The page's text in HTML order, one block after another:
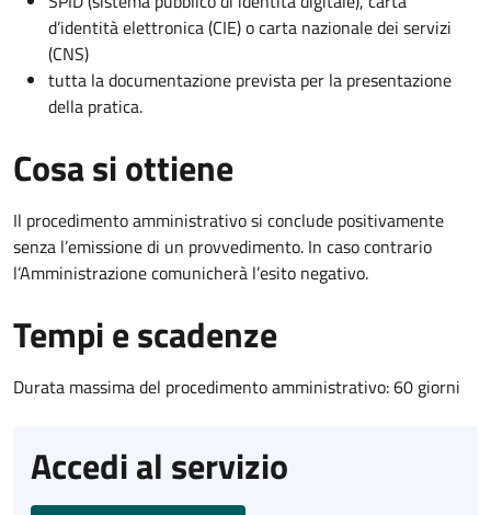
d’identità elettronica (CIE) o carta nazionale dei servizi
(CNS)
tutta la documentazione prevista per la presentazione
della pratica.
Cosa si ottiene
Il procedimento amministrativo si conclude positivamente
senza l’emissione di un provvedimento. In caso contrario
l’Amministrazione comunicherà l’esito negativo.
Tempi e scadenze
Durata massima del procedimento amministrativo: 60 giorni
Accedi al servizio